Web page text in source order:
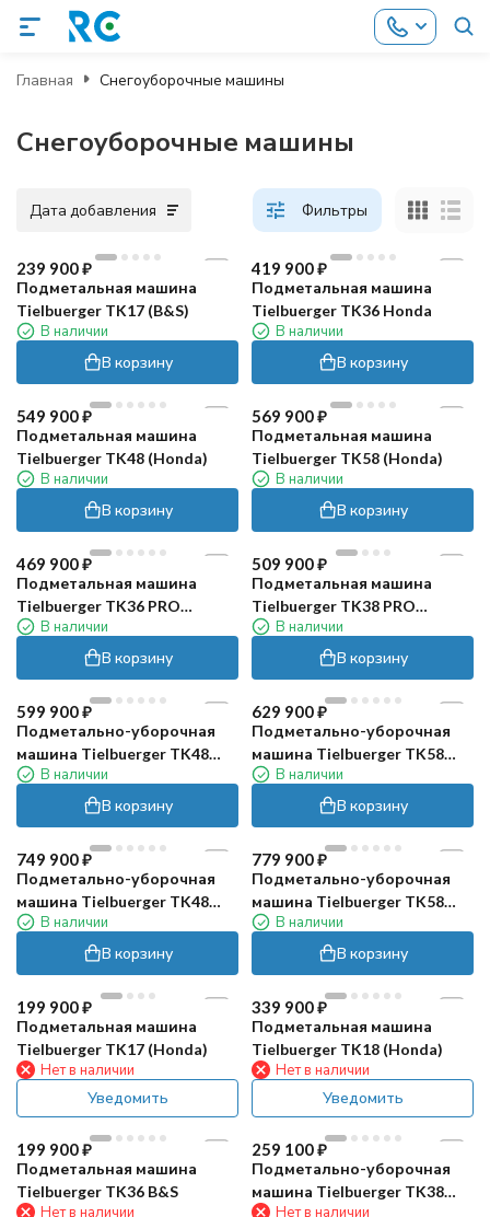
Главная Снегоуборочные машины
Снегоуборочные машины
Дата добавления Фильтры
239 900₽
Подметальная машина
Tielbuerger TK17 (B&S)
В наличии
В корзину
419 900₽
Подметальная машина
Tielbuerger TK36 Honda
В наличии
В корзину
549 900₽
Подметальная машина
Tielbuerger TK48 (Honda)
В наличии
В корзину
569 900₽
Подметальная машина
Tielbuerger TK58 (Honda)
В наличии
В корзину
469 900₽
Подметальная машина
Tielbuerger TK36 PRO
(Honda)
В наличии
В корзину
509 900₽
Подметальная машина
Tielbuerger TK38 PRO
(Honda)
В наличии
В корзину
599 900₽
Подметально-уборочная
машина Tielbuerger TK48
Professional (Honda)
В наличии
В корзину
629 900₽
Подметально-уборочная
машина Tielbuerger TK58
Professional (Honda)
В наличии
В корзину
749 900₽
Подметально-уборочная
машина Tielbuerger TK48
Professional HYDRO (Honda)
В наличии
В корзину
779 900₽
Подметально-уборочная
машина Tielbuerger TK58
Professional HYDRO
(Япония)
В наличии
В корзину
199 900₽
Подметальная машина
Tielbuerger TK17 (Honda)
Нет в наличии
Уведомить
339 900₽
Подметальная машина
Tielbuerger TK18 (Honda)
Нет в наличии
Уведомить
199 900₽
Подметальная машина
Tielbuerger TK36 B&S
Нет в наличии
259 100₽
Подметально-уборочная
машина Tielbuerger TK38
Нет в наличии